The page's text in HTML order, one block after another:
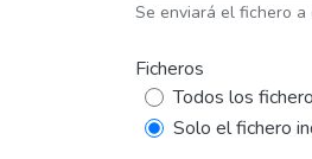
Se enviará el fichero
Ficheros
Todos los
Solo el fichero